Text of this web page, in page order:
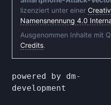
lizenziert unter einer
Namensnennung 4.0
Ausgenommen Inhalte mit
Credits.
powered by dm-
development